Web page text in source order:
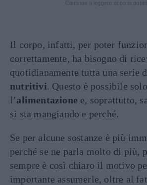
Il corpo, infatti, per poter
correttamente, ha bisogno di
quotidianamente tutta una serie
nutritivi. Questo è possibile
l’alimentazione e, soprattutto,
si sta mangiando e perché.
Se per alcune sostanze è più
perché se ne parla molto di più,
sempre è così chiaro il motivo
importante assumerle, oltre al